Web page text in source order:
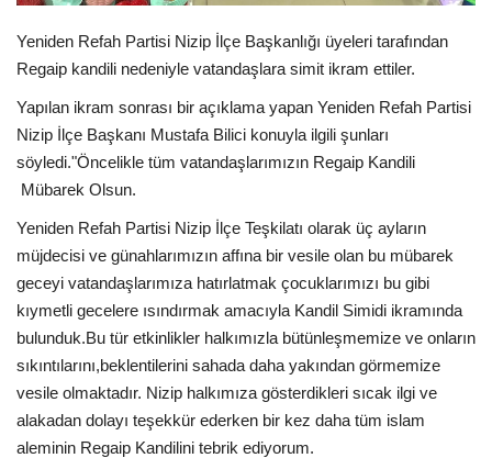
Yeniden Refah Partisi Nizip İlçe Başkanlığı üyeleri tarafından
Regaip kandili nedeniyle vatandaşlara simit ikram ettiler.
Yapılan ikram sonrası bir açıklama yapan Yeniden Refah Partisi
Nizip İlçe Başkanı Mustafa Bilici konuyla ilgili şunları
söyledi."Öncelikle tüm vatandaşlarımızın Regaip Kandili
Mübarek Olsun.
Yeniden Refah Partisi Nizip İlçe Teşkilatı olarak üç ayların
müjdecisi ve günahlarımızın affına bir vesile olan bu mübarek
geceyi vatandaşlarımıza hatırlatmak çocuklarımızı bu gibi
kıymetli gecelere ısındırmak amacıyla Kandil Simidi ikramında
bulunduk.Bu tür etkinlikler halkımızla bütünleşmemize ve onların
sıkıntılarını,beklentilerini sahada daha yakından görmemize
vesile olmaktadır. Nizip halkımıza gösterdikleri sıcak ilgi ve
alakadan dolayı teşekkür ederken bir kez daha tüm islam
aleminin Regaip Kandilini tebrik ediyorum.